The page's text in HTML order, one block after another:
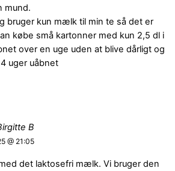
mund.
bruger kun mælk til min te så det er
købe små kartonner med kun 2,5 dl i
over en uge uden at blive dårligt og
uger uåbnet
B
@ 21:05
det laktosefri mælk. Vi bruger den